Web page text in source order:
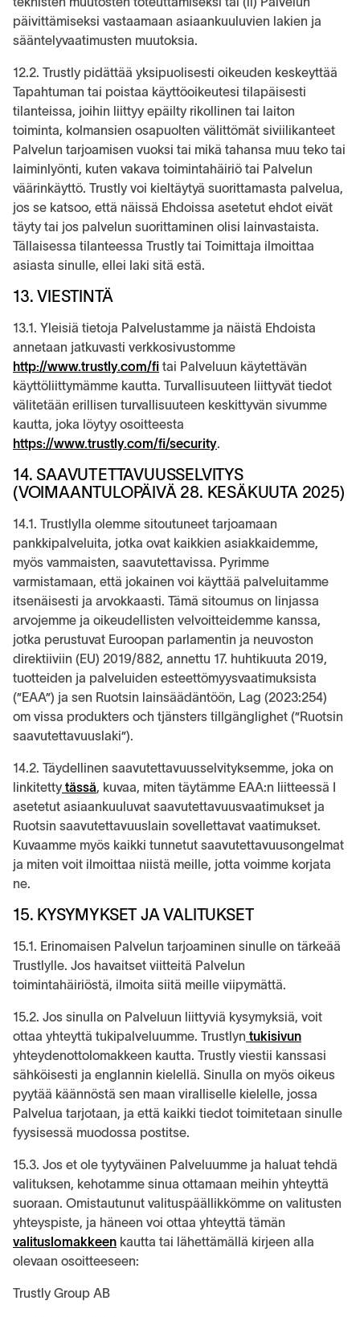
päivittämiseksi vastaamaan asiaankuuluvien lakien ja
sääntelyvaatimusten muutoksia.
12.2. Trustly pidättää yksipuolisesti oikeuden keskeyttää
Tapahtuman tai poistaa käyttöoikeutesi tilapäisesti
tilanteissa, joihin liittyy epäilty rikollinen tai laiton
toiminta, kolmansien osapuolten välittömät siviilikanteet
Palvelun tarjoamisen vuoksi tai mikä tahansa muu teko tai
laiminlyönti, kuten vakava toimintahäiriö tai Palvelun
väärinkäyttö. Trustly voi kieltäytyä suorittamasta palvelua,
jos se katsoo, että näissä Ehdoissa asetetut ehdot eivät
täyty tai jos palvelun suorittaminen olisi lainvastaista.
Tällaisessa tilanteessa Trustly tai Toimittaja ilmoittaa
asiasta sinulle, ellei laki sitä estä.
13. VIESTINTÄ
13.1. Yleisiä tietoja Palvelustamme ja näistä Ehdoista
annetaan jatkuvasti verkkosivustomme
http://www.trustly.com/fi tai Palveluun käytettävän
käyttöliittymämme kautta. Turvallisuuteen liittyvät tiedot
välitetään erillisen turvallisuuteen keskittyvän sivumme
kautta, joka löytyy osoitteesta
https://www.trustly.com/fi/security.
14. SAAVUTETTAVUUSSELVITYS
(VOIMAANTULOPÄIVÄ 28. KESÄKUUTA 2025)
14.1. Trustlylla olemme sitoutuneet tarjoamaan
pankkipalveluita, jotka ovat kaikkien asiakkaidemme,
myös vammaisten, saavutettavissa. Pyrimme
varmistamaan, että jokainen voi käyttää palveluitamme
itsenäisesti ja arvokkaasti. Tämä sitoumus on linjassa
arvojemme ja oikeudellisten velvoitteidemme kanssa,
jotka perustuvat Euroopan parlamentin ja neuvoston
direktiiviin (EU) 2019/882, annettu 17. huhtikuuta 2019,
tuotteiden ja palveluiden esteettömyysvaatimuksista
(”EAA”) ja sen Ruotsin lainsäädäntöön, Lag (2023:254)
om vissa produkters och tjänsters tillgänglighet (”Ruotsin
saavutettavuuslaki”).
14.2. Täydellinen saavutettavuusselvityksemme, joka on
linkitetty tässä, kuvaa, miten täytämme EAA:n liitteessä I
asetetut asiaankuuluvat saavutettavuusvaatimukset ja
Ruotsin saavutettavuuslain sovellettavat vaatimukset.
Kuvaamme myös kaikki tunnetut saavutettavuusongelmat
ja miten voit ilmoittaa niistä meille, jotta voimme korjata
ne.
15. KYSYMYKSET JA VALITUKSET
15.1. Erinomaisen Palvelun tarjoaminen sinulle on tärkeää
Trustlylle. Jos havaitset viitteitä Palvelun
toimintahäiriöstä, ilmoita siitä meille viipymättä.
15.2. Jos sinulla on Palveluun liittyviä kysymyksiä, voit
ottaa yhteyttä tukipalveluumme. Trustlyn tukisivun
yhteydenottolomakkeen kautta. Trustly viestii kanssasi
sähköisesti ja englannin kielellä. Sinulla on myös oikeus
pyytää käännöstä sen maan viralliselle kielelle, jossa
Palvelua tarjotaan, ja että kaikki tiedot toimitetaan sinulle
fyysisessä muodossa postitse.
15.3. Jos et ole tyytyväinen Palveluumme ja haluat tehdä
valituksen, kehotamme sinua ottamaan meihin yhteyttä
suoraan. Omistautunut valituspäällikkömme on valitusten
yhteyspiste, ja häneen voi ottaa yhteyttä tämän
valituslomakkeen kautta tai lähettämällä kirjeen alla
olevaan osoitteeseen:
Trustly Group AB